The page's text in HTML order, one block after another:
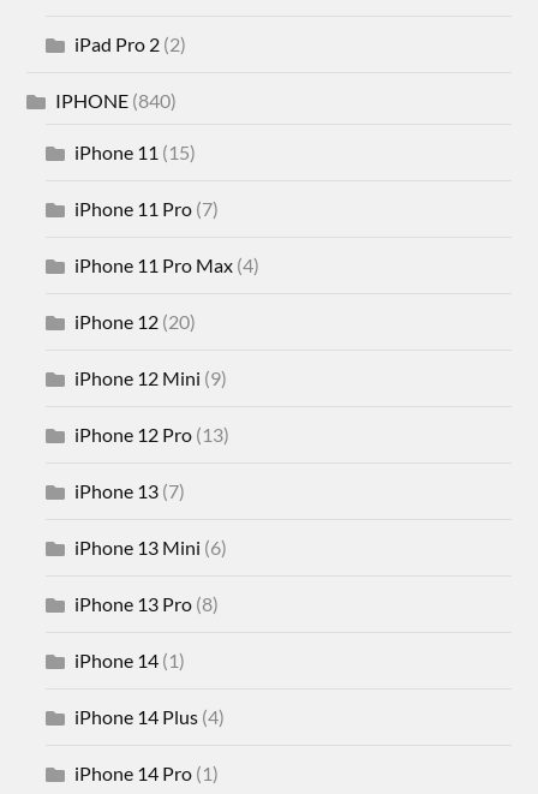
iPad Pro 2 (2)
IPHONE (840)
iPhone 11 (15)
iPhone 11 Pro (7)
iPhone 11 Pro Max (4)
iPhone 12 (20)
iPhone 12 Mini (9)
iPhone 12 Pro (13)
iPhone 13 (7)
iPhone 13 Mini (6)
iPhone 13 Pro (8)
iPhone 14 (1)
iPhone 14 Plus (4)
iPhone 14 Pro (1)